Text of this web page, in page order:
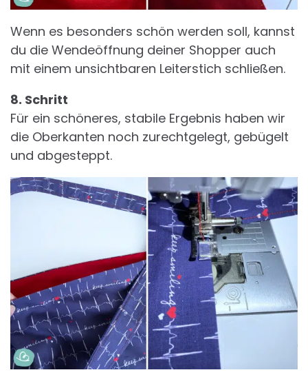
Wenn es besonders schön werden soll, kannst
du die Wendeöffnung deiner Shopper auch
mit einem unsichtbaren Leiterstich schließen.
8. Schritt
Für ein schöneres, stabile Ergebnis haben wir
die Oberkanten noch zurechtgelegt, gebügelt
und abgesteppt.